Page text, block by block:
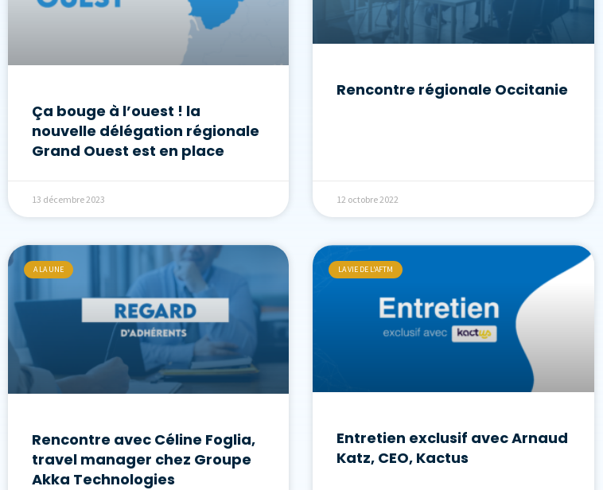
Ça bouge à l’ouest ! la
nouvelle délégation régionale
Grand Ouest est en place
13 décembre 2023
Rencontre régionale Occitanie
12 octobre 2022
A LA UNE
Rencontre avec Céline Foglia,
travel manager chez Groupe
Akka Technologies
LA VIE DE L'AFTM
Entretien exclusif avec Arnaud
Katz, CEO, Kactus